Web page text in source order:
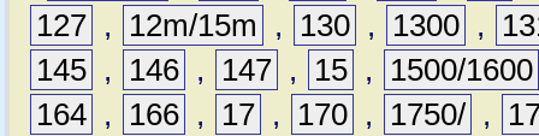
127 , 12m/15m , 130 , 1300 ,
145 , 146 , 147 , 15 ,
1500/1600
164 , 166 , 17 , 170 , 1750/ ,